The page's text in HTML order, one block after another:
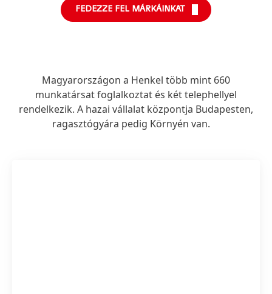
FEDEZZE FEL MÁRKÁINKAT
Magyarországon a Henkel több mint 660
munkatársat foglalkoztat és két telephellyel
rendelkezik. A hazai vállalat központja Budapesten,
ragasztógyára pedig Környén van.